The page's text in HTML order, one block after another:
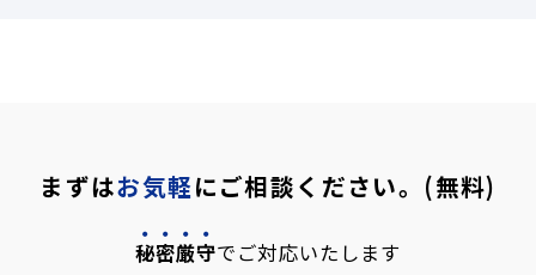
まずはお気軽にご相談ください。(無料)
秘密厳守でご対応いたします